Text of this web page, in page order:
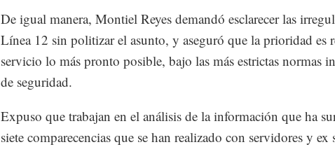
De igual manera, Montiel Reyes demandó esclarecer las
Línea 12 sin politizar el asunto, y aseguró que la prioridad es
servicio lo más pronto posible, bajo las más estrictas normas
de seguridad.
Expuso que trabajan en el análisis de la información que ha
siete comparecencias que se han realizado con servidores y ex